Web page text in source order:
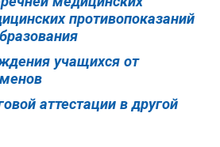
противопоказаний
учащихся от
аттестации в другой